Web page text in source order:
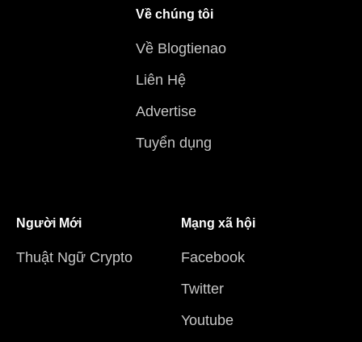
Về chúng tôi
Về Blogtienao
Liên Hệ
Advertise
Tuyển dụng
Người Mới
Thuật Ngữ Crypto
Mạng xã hội
Facebook
Twitter
Youtube